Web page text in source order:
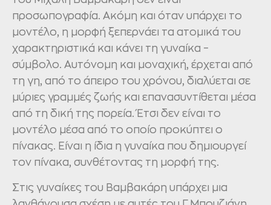
προσωπογραφία. Ακόμη και όταν υπάρχει το
μοντέλο, η μορφή ξεπερνάει τα ατομικά του
χαρακτηριστικά και κάνει τη γυναίκα –
σύμβολο. Αυτόνομη και μοναχική, έρχεται από
τη γη, από το άπειρο του χρόνου, διαλύεται σε
μύριες γραμμές ζωής και επανασυντίθεται μέσα
από τη δική της πορεία. Έτσι δεν είναι το
μοντέλο μέσα από το οποίο προκύπτει ο
πίνακας. Είναι η ίδια η γυναίκα που δημιουργεί
τον πίνακα, συνθέτοντας τη μορφή της.
Στις γυναίκες του Βαμβακάρη υπάρχει μια